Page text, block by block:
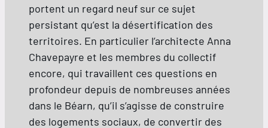
portent un regard neuf sur ce sujet
persistant qu’est la désertification des
territoires. En particulier l’architecte Anna
Chavepayre et les membres du collectif
encore, qui travaillent ces questions en
profondeur depuis de nombreuses années
dans le Béarn, qu’il s’agisse de construire
des logements sociaux, de convertir des